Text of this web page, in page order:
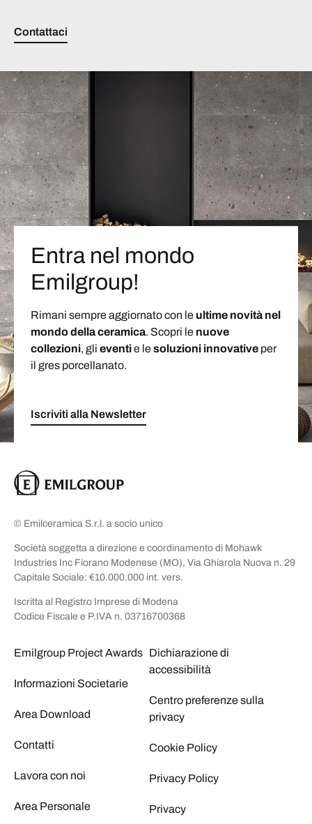
Contattaci
Entra nel mondo
Emilgroup!
Rimani sempre aggiornato con le ultime novità nel
mondo della ceramica. Scopri le nuove
collezioni, gli eventie lesoluzioni innovative per
il gres porcellanato.
Iscriviti alla Newsletter
© Emilceramica S.r.l. a socio unico
Società soggetta a direzione e coordinamento di Mohawk
Industries Inc Fiorano Modenese (MO), Via Ghiarola Nuova n. 29
Capitale Sociale: €10.000.000 int. vers.
Iscritta al Registro Imprese di Modena
Codice Fiscale e P.IVA n. 03716700368
Emilgroup Project Awards
Informazioni Societarie
Area Download
Contatti
Lavora con noi
Area Personale
Dichiarazione di
accessibilità
Centro preferenze sulla
privacy
Cookie Policy
Privacy Policy
Privacy